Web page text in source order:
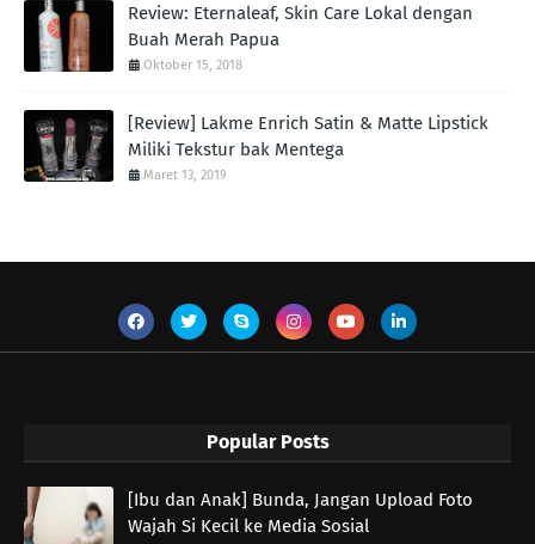
Review: Eternaleaf, Skin Care Lokal dengan
Buah Merah Papua
Oktober 15, 2018
[Review] Lakme Enrich Satin & Matte Lipstick
Miliki Tekstur bak Mentega
Maret 13, 2019
Popular Posts
[Ibu dan Anak] Bunda, Jangan Upload Foto
Wajah Si Kecil ke Media Sosial